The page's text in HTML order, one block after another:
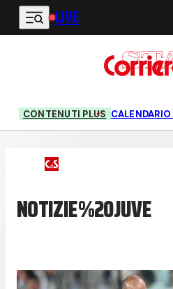
Vai al contenuto principale
LIVE
CONTENUTI PLUS
NOTIZIE%20JUVE